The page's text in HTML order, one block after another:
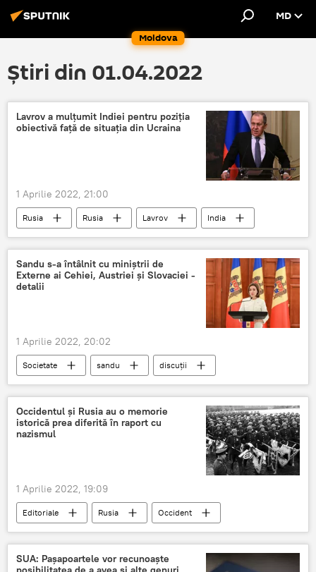
Moldova
MD
Știri din 01.04.2022
Lavrov a mulțumit Indiei pentru poziția
obiectivă față de situația din Ucraina
1 Aprilie 2022, 21:00
Rusia Rusia Lavrov
India
negocieri
Ucraina
Sandu s-a întâlnit cu miniștrii de
Externe ai Cehiei, Austriei și Slovaciei -
detalii
1 Aprilie 2022, 20:02
Societate sandu
discuții
Întâlnire
Occidentul și Rusia au o memorie
istorică prea diferită în raport cu
nazismul
1 Aprilie 2022, 19:09
Editoriale Rusia
Occident
Nazism
Ucraina
SUA: Pașapoartele vor recunoaște